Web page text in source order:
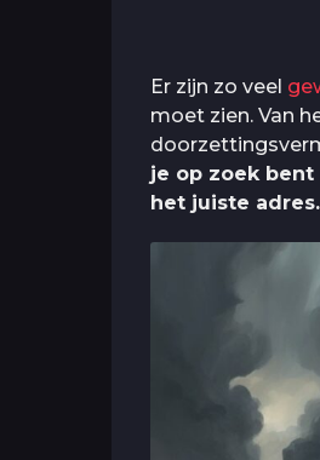
g
o
Er zijn zo veel
moet zien. Van
je op zoek bent
het juiste adres.